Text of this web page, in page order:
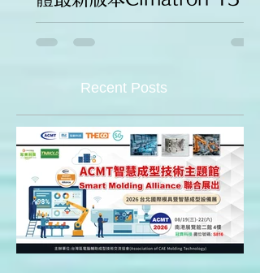
亮點大盤點
Recent Posts